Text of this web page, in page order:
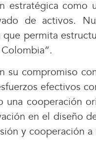
estratégica como
de activos.
permita
su compromiso
efectivos
una cooperación
en el diseño
y cooperación